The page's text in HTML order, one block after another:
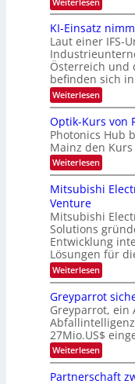
B
i
l
d
v
e
r
a
r
b
e
i
n
g
s
-
T
r
e
n
d
s
l
d
e
t
s
t
a
r
k
e
W
a
c
h
s
u
i
m
e
r
s
t
e
n
H
a
l
b
j
a
r
8
9
.
W
E
-
H
e
r
a
e
u
s
-
S
e
n
a
r
KI-Einsatz
Laut einer IFS-
Österreich und
befinden sich
Weiterlesen:
K
-
E
i
n
s
a
t
n
m
m
t
i
n
d
e
r
D
A
C
H
I
Optik-Kurs von
Photonics Hub
Mainz den Kurs
Weiterlesen:
O
p
t
k
-
K
u
r
s
v
o
n
P
h
o
t
o
n
i
Mitsubishi
Venture
Mitsubishi
Solutions
Entwicklung
Lösungen für
Weiterlesen:
M
t
s
u
b
i
s
i
Greyparrot
Greyparrot, ein
27Mio.US$
Weiterlesen:
G
r
Partnerschaft